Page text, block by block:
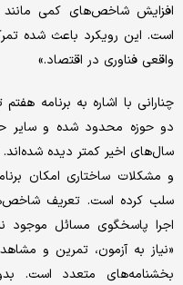
افزایش شاخص‌های کمی
است. این رویکرد باعث شده
واقعی فناوری در اقتصاد.»
چنارانی با اشاره به برنامه
دو حوزه محدود شده و سایر
سال‌های اخیر کمتر دیده
و مشکلات ساختاری امکان
سلب کرده است. تعریف
اجرا پاسخگوی مسائل موجود
«نیاز به آزمون، تمرین و
بخشنامه‌های متعدد است.